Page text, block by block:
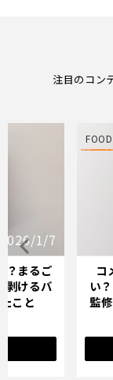
注目のコン
2026/1/7
？まるご
剥けるバ
こと
FOOD
コ
い
監